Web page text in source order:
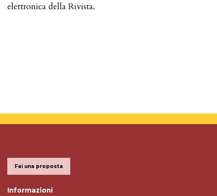
elettronica della Rivista.
Fai una proposta
Informazioni